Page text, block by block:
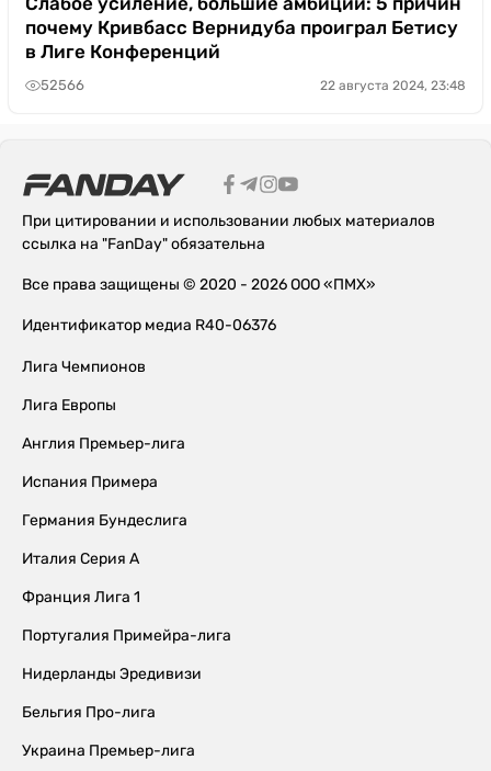
почему Кривбасс Вернидуба проиграл Бетису
в Лиге Конференций
52566 22 августа 2024, 23:48
При цитировании и использовании любых материалов
ссылка на "FanDay" обязательна
Все права защищены © 2020 - 2026 ООО «ПМХ»
Идентификатор медиа R40-06376
Лига Чемпионов
Лига Европы
Англия Премьер-лига
Испания Примера
Германия Бундеслига
Италия Серия А
Франция Лига 1
Португалия Примейра-лига
Нидерланды Эредивизи
Бельгия Про-лига
Украина Премьер-лига